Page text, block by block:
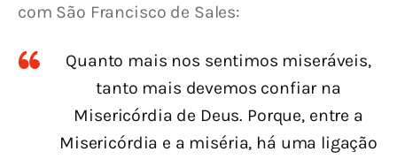
com São Francisco de Sales:
Quanto mais nos sentimos miseráveis,
tanto mais devemos confiar na
Misericórdia de Deus. Porque, entre a
Misericórdia e a miséria, há uma ligação